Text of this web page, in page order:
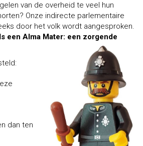
van de overheid te veel hun
Onze indirecte parlementaire
door het volk wordt aangesproken.
een Alma Mater: een zorgende
dan ten